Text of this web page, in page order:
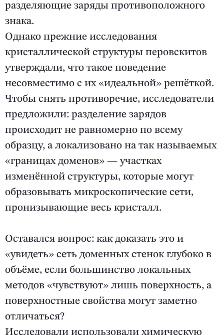
разделяющие заряды противоположного
знака.
Однако прежние исследования
кристаллической структуры перовскитов
утверждали, что такое поведение
несовместимо с их «идеальной» решёткой.
Чтобы снять противоречие, исследователи
предложили: разделение зарядов
происходит не равномерно по всему
образцу, а локализовано на так называемых
«границах доменов» — участках
изменённой структуры, которые могут
образовывать микроскопические сети,
пронизывающие весь кристалл.
Оставался вопрос: как доказать это и
«увидеть» сеть доменных стенок глубоко в
объёме, если большинство локальных
методов «чувствуют» лишь поверхность, а
поверхностные свойства могут заметно
отличаться?
Исследовали использовали химическую